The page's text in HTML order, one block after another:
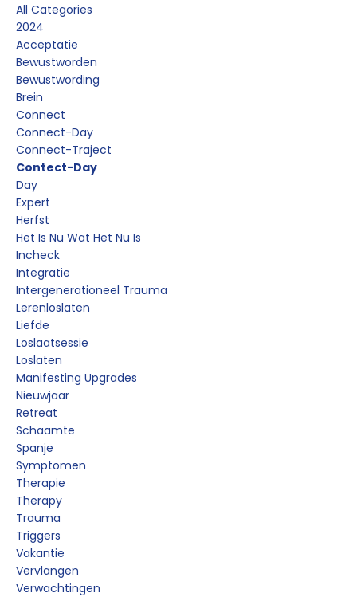
All Categories
2024
Acceptatie
Bewustworden
Bewustwording
Brein
Connect
Connect-Day
Connect-Traject
Contect-Day
Day
Expert
Herfst
Het Is Nu Wat Het Nu Is
Incheck
Integratie
Intergenerationeel Trauma
Lerenloslaten
Liefde
Loslaatsessie
Loslaten
Manifesting Upgrades
Nieuwjaar
Retreat
Schaamte
Spanje
Symptomen
Therapie
Therapy
Trauma
Triggers
Vakantie
Vervlangen
Verwachtingen